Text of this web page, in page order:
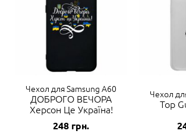
Чехол для Samsung A60
ДОБРОГО ВЕЧОРА
Херсон Це Україна!
248 грн.
Чехол
Top